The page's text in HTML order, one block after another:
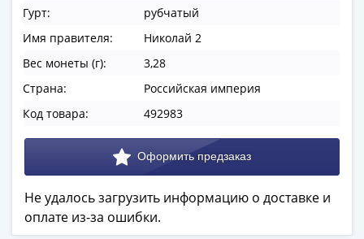
Крымские
Архитектура
Красная
книга
Личности
золотые
Города
Гурт:
рубчатый
Имя правителя:
Николай 2
Вес монеты (г):
3,28
Страна:
Российская империя
Код товара:
492983
Не удалось загрузить информацию о доставке и
оплате из-за ошибки.